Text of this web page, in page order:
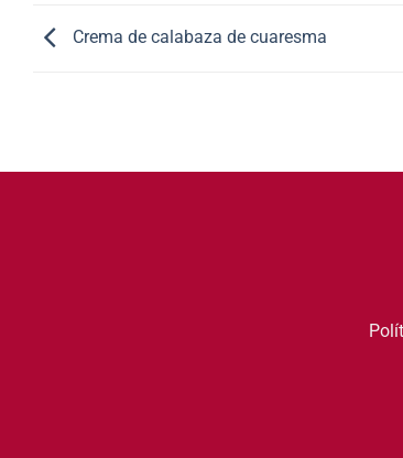
Crema de calabaza de cuaresma